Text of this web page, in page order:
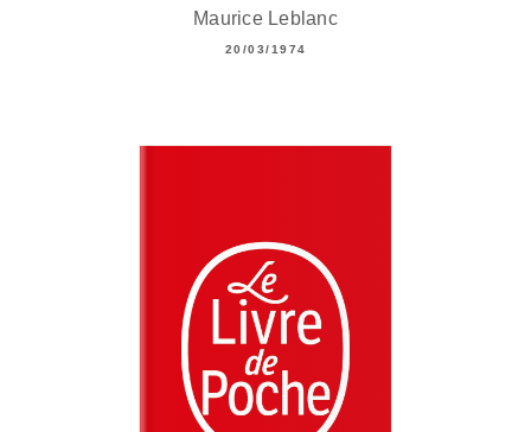
Maurice Leblanc
20/03/1974